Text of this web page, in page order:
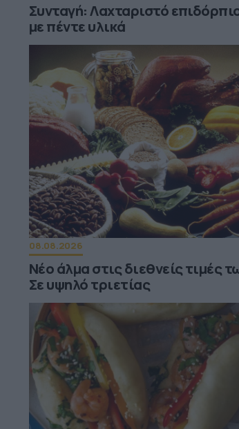
Συνταγή: Λαχταριστό
με πέντε υλικά
08.08.2026
Νέο άλμα στις διεθνείς τιμές
Σε υψηλό τριετίας